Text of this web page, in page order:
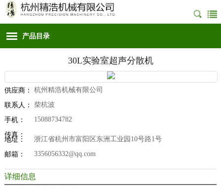
产品目录
30L实验室超声分散机
供应商： 杭州精浩机械有限公司
联系人： 柴杭波
手机： 15088734782
传真：
地址： 浙江省杭州市富阳区东洲工业园10号路1号
邮箱： 3356056332@qq.com
详细信息